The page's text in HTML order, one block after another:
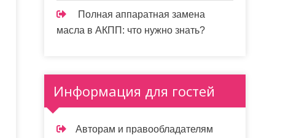
Полная аппаратная замена
масла в АКПП: что нужно знать?
Информация для гостей
Авторам и правообладателям